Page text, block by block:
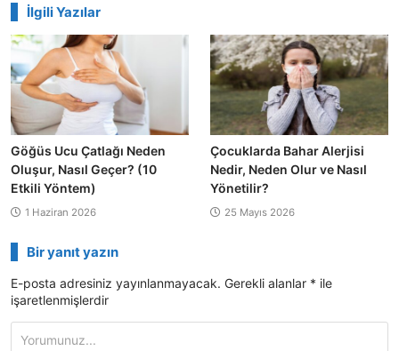
İlgili Yazılar
Göğüs Ucu Çatlağı Neden
Oluşur, Nasıl Geçer? (10
Etkili Yöntem)
1 Haziran 2026
Çocuklarda Bahar Alerjisi
Nedir, Neden Olur ve Nasıl
Yönetilir?
25 Mayıs 2026
Bir yanıt yazın
E-posta adresiniz yayınlanmayacak. Gerekli alanlar * ile
işaretlenmişlerdir